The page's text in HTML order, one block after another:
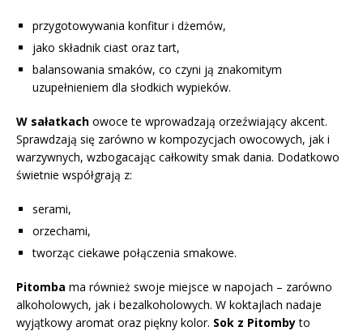
przygotowywania konfitur i dżemów,
jako składnik ciast oraz tart,
balansowania smaków, co czyni ją znakomitym
uzupełnieniem dla słodkich wypieków.
W sałatkach owoce te wprowadzają orzeźwiający akcent.
Sprawdzają się zarówno w kompozycjach owocowych, jak i
warzywnych, wzbogacając całkowity smak dania. Dodatkowo
świetnie współgrają z:
serami,
orzechami,
tworząc ciekawe połączenia smakowe.
Pitomba ma również swoje miejsce w napojach – zarówno
alkoholowych, jak i bezalkoholowych. W koktajlach nadaje
wyjątkowy aromat oraz piękny kolor. Sok z Pitombyto